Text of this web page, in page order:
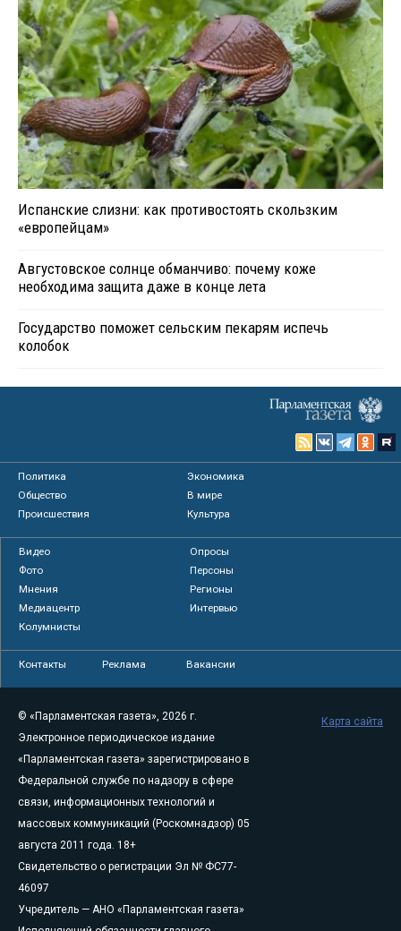
Испанские слизни: как противостоять скользким
«европейцам»
Августовское солнце обманчиво: почему коже
необходима защита даже в конце лета
Государство поможет сельским пекарям испечь
колобок
Политика
Экономика
Общество
В мире
Происшествия
Культура
Видео
Опросы
Фото
Персоны
Мнения
Регионы
Медиацентр
Интервью
Колумнисты
Контакты Реклама Вакансии
© «Парламентская газета», 2026 г.
Электронное периодическое издание
«Парламентская газета» зарегистрировано в
Федеральной службе по надзору в сфере
связи, информационных технологий и
массовых коммуникаций (Роскомнадзор) 05
августа 2011 года. 18+
Свидетельство о регистрации Эл № ФС77-
46097
Учредитель — АНО «Парламентская газета»
Карта сайта